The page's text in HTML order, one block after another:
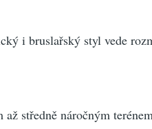
i bruslařský styl vede
středně náročným